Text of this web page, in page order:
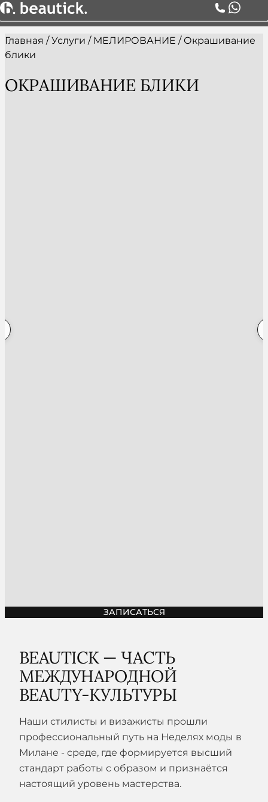
О НАС
Главная /Услуги / МЕЛИРОВАНИЕ / Окрашивание
блики
ОКРАШИВАНИЕ БЛИКИ
ЗАПИСАТЬСЯ
BEAUTICK — ЧАСТЬ
МЕЖДУНАРОДНОЙ
BEAUTY-КУЛЬТУРЫ
Наши стилисты и визажисты прошли
профессиональный путь на Неделях моды в
Милане - среде, где формируется высший
стандарт работы с образом и признаётся
настоящий уровень мастерства.